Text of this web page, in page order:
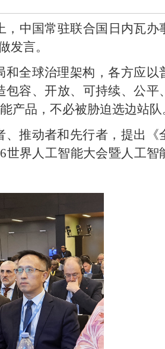
中国常驻联合国日内瓦办
发言。
全球治理架构，各方应以
容、开放、可持续、公平
产品，不必被胁迫选边站队
推动者和先行者，提出《
界人工智能大会暨人工智